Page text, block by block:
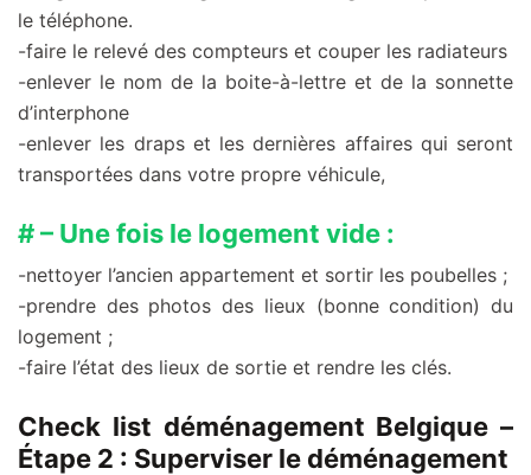
le téléphone.
-faire le relevé des compteurs et couper les radiateurs
-enlever le nom de la boite-à-lettre et de la sonnette
d’interphone
-enlever les draps et les dernières affaires qui seront
transportées dans votre propre véhicule,
# – Une fois le logement vide :
-nettoyer l’ancien appartement et sortir les poubelles ;
-prendre des photos des lieux (bonne condition) du
logement ;
-faire l’état des lieux de sortie et rendre les clés.
Check list déménagement Belgique –
Étape 2 : Superviser le déménagement